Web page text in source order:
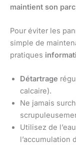
maintient son
Pour éviter les
simple de
pratiques
Détartrage
calcaire).
Ne jamais
Utilisez de
l’accumulation